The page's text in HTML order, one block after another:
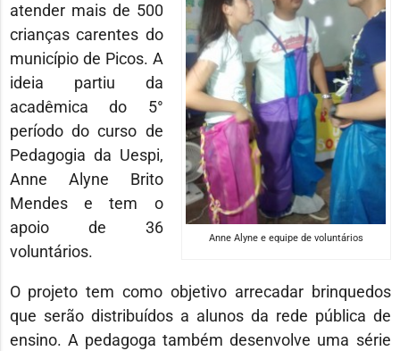
Anne Alyne e equipe de voluntários
atender mais de 500
crianças carentes do
município de Picos. A
ideia partiu da
acadêmica do 5°
período do curso de
Pedagogia da Uespi,
Anne Alyne Brito
Mendes e tem o
apoio de 36
voluntários.
O projeto tem como objetivo arrecadar brinquedos
que serão distribuídos a alunos da rede pública de
ensino. A pedagoga também desenvolve uma série